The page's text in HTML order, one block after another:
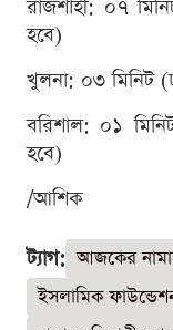
রাজশাহী: ০৭
হবে)
খুলনা: ০৩ মিনিট
বরিশাল: ০১
হবে)
/আশিক
ট্যাগ: আজকের
ইসলামিক